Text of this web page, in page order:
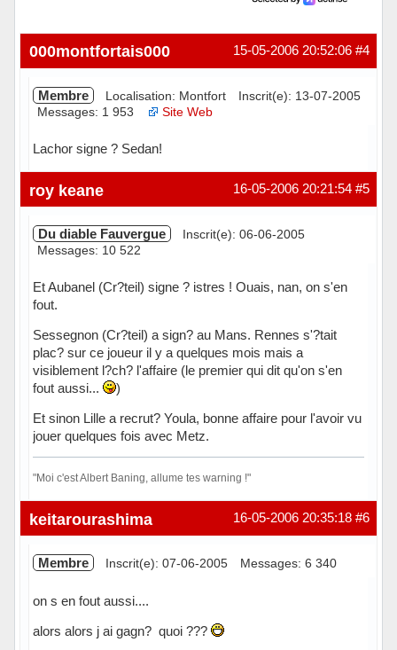
#4
15-05-2006 20:52:06
000montfortais000
Membre Localisation: Montfort
Inscrit(e): 13-07-2005
Messages: 1 953
Site Web
Lachor signe ? Sedan!
Hors ligne #5
16-05-2006 20:21:54
roy keane
Du diable Fauvergue
Inscrit(e): 06-06-2005
Messages: 10 522
Et Aubanel (Cr?teil) signe ? istres ! Ouais, nan, on s'en
fout.
Sessegnon (Cr?teil) a sign? au Mans. Rennes s'?tait
plac? sur ce joueur il y a quelques mois mais a
visiblement l?ch? l'affaire (le premier qui dit qu'on s'en
fout aussi...
)
Et sinon Lille a recrut? Youla, bonne affaire pour l'avoir vu
jouer quelques fois avec Metz.
"Moi c'est Albert Baning, allume tes warning !"
Hors ligne #6
16-05-2006 20:35:18
keitarourashima
Membre Inscrit(e): 07-06-2005 Messages: 6 340
on s en fout aussi....
alors alors j ai gagn? quoi ???